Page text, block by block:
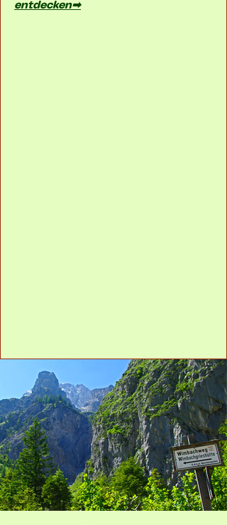
entdecken➡